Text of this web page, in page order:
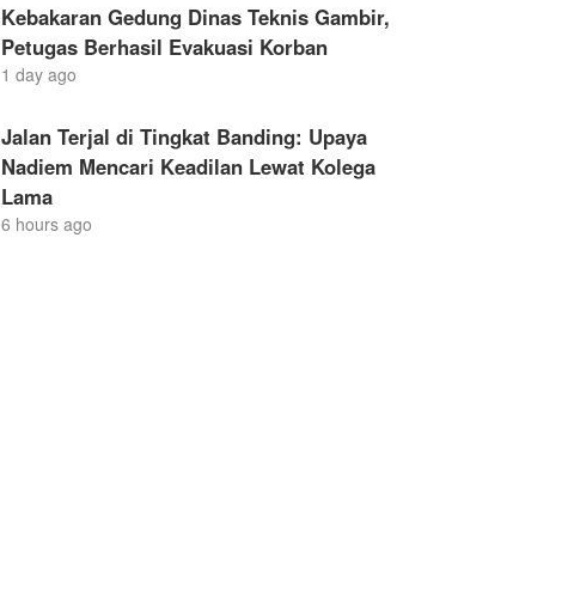
Kebakaran Gedung Dinas Teknis Gambir,
Petugas Berhasil Evakuasi Korban
1 day ago
Jalan Terjal di Tingkat Banding: Upaya
Nadiem Mencari Keadilan Lewat Kolega
Lama
6 hours ago